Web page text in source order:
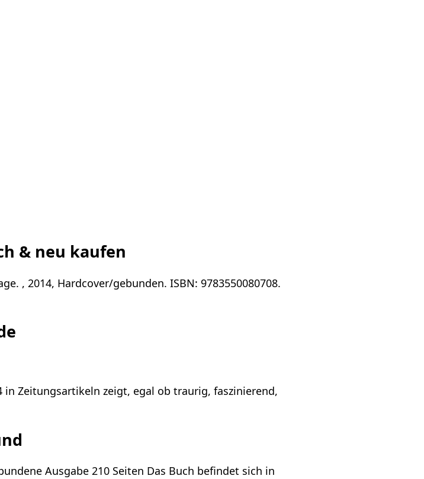
& neu kaufen
, 2014, Hardcover/gebunden. ISBN: 9783550080708.
in Zeitungsartikeln zeigt, egal ob traurig, faszinierend,
Ausgabe 210 Seiten Das Buch befindet sich in